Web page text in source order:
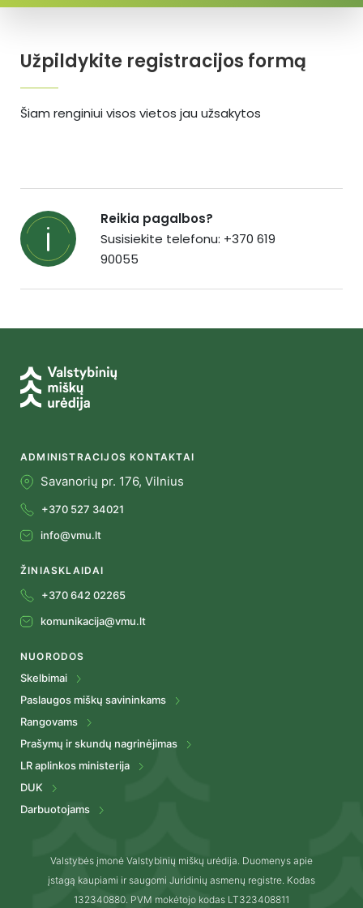
Užpildykite registracijos formą
Šiam renginiui visos vietos jau užsakytos
Reikia pagalbos?
Susisiekite telefonu: +370 619
90055
ADMINISTRACIJOS KONTAKTAI
Savanorių pr. 176, Vilnius
+370 527 34021
info@vmu.lt
ŽINIASKLAIDAI
+370 642 02265
komunikacija@vmu.lt
NUORODOS
Skelbimai
Paslaugos miškų savininkams
Rangovams
Prašymų ir skundų nagrinėjimas
LR aplinkos ministerija
DUK
Darbuotojams
Valstybės įmonė Valstybinių miškų urėdija. Duomenys apie
įstagą kaupiami ir saugomi Juridinių asmenų registre. Kodas
132340880. PVM mokėtojo kodas LT323408811